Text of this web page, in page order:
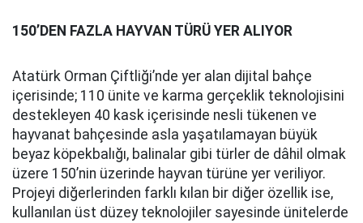
150’DEN FAZLA HAYVAN TÜRÜ YER ALIYOR
Atatürk Orman Çiftliği’nde yer alan dijital bahçe
içerisinde; 110 ünite ve karma gerçeklik teknolojisini
destekleyen 40 kask içerisinde nesli tükenen ve
hayvanat bahçesinde asla yaşatılamayan büyük
beyaz köpekbalığı, balinalar gibi türler de dâhil olmak
üzere 150’nin üzerinde hayvan türüne yer veriliyor.
Projeyi diğerlerinden farklı kılan bir diğer özellik ise,
kullanılan üst düzey teknolojiler sayesinde ünitelerde